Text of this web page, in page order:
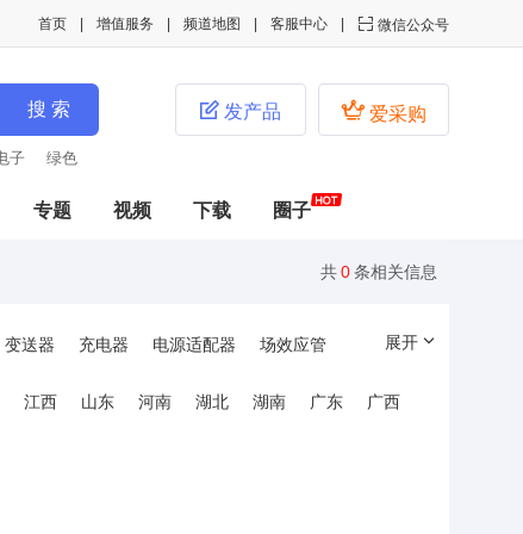
 微信公众号
客服中心
频道地图
增值服务
首页
绿色
 爱采购
 发产品
专题 视频 下载 圈子
共0条相关信息
变送器 充电器 电源适配器
场效应管
展开
江西 山东 河南 湖北 湖南 广东
广西